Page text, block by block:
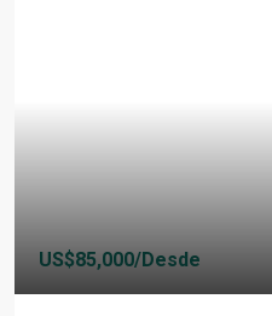
US$85,000/Desde